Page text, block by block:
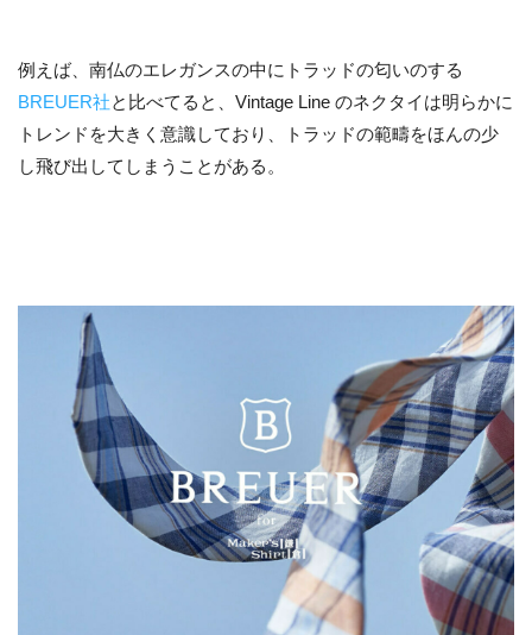
例えば、南仏のエレガンスの中にトラッドの匂いのする
BREUER社と比べてると、Vintage Line のネクタイは明らかに
トレンドを大きく意識しており、トラッドの範疇をほんの少
し飛び出してしまうことがある。